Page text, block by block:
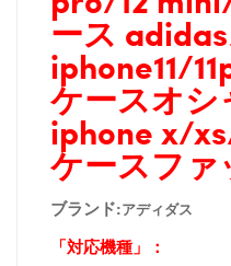
ース
iphone11/
ケースオシ
iphone x/
ケースフ
ブランド:アディダス
「対応機種」：